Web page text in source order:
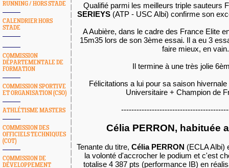
RUNNING / HORS STADE
CALENDRIER HORS
STADE
COMMISSION
DÉPARTEMENTALE DE
FORMATION
COMMISSION SPORTIVE
ET ORGANISATION (CSO)
ATHLÉTISME MASTERS
COMMISSION DES
OFFICIELS TECHNIQUES
(COT)
COMMISSION DE
DÉVELOPPEMENT
Qualifié parmi les meilleurs triple sauteurs
SERIEYS (ATP - USC Albi) confirme son
A Aubière, dans le cadre des France Elite
15m35 lors de son 3ème essai. Il a eu 3
faire mieux, en vain.
Il termine à une très jolie
Félicitations a lui pour sa saison
Universitaire + Champion de
Célia PERRON, habituée
Tenante du titre,Célia PERRON (ECLA Albi)
la volonté d'accrocher le podium et c'est
totalise 4 387 pts (performance IB) en